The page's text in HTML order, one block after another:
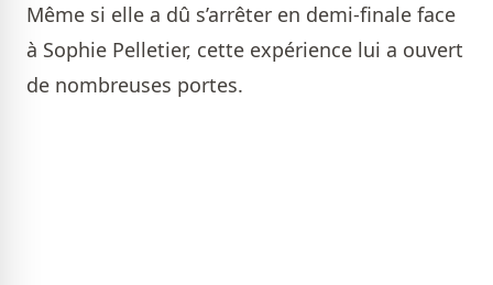
Même si elle a dû s’arrêter en demi-finale face
à Sophie Pelletier, cette expérience lui a ouvert
de nombreuses portes.